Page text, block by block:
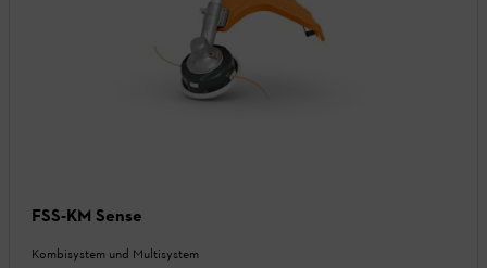
FSS-KM Sense
Kombisystem und Multisystem